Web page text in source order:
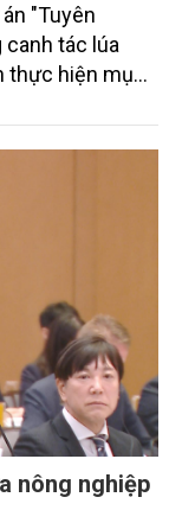
"Tuyên
canh tác lúa
thực hiện mục
đại biểu đến
vị nghiên cứu,
đang trực
thải thấp.
nông nghiệp